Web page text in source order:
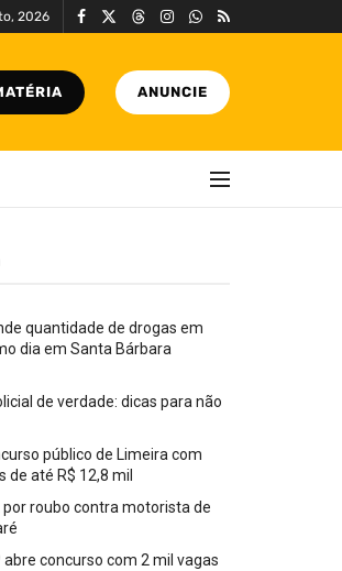
2026
ANUNCIE
quantidade de drogas em
dia em Santa Bárbara
de verdade: dicas para não
público de Limeira com
de até R$ 12,8 mil
por roubo contra motorista de
abre concurso com 2 mil vagas